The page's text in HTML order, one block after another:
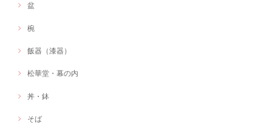
盆
椀
飯器（漆器）
松華堂・幕の内
丼・鉢
そば